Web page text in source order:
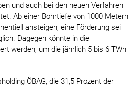
und auch bei den neuen Verfahren
Ab einer Bohrtiefe von 1000 Metern
ansteigen, eine Förderung sei
Dagegen könnte in die
werden, um die jährlich 5 bis 6 TWh
ÖBAG, die 31,5 Prozent der